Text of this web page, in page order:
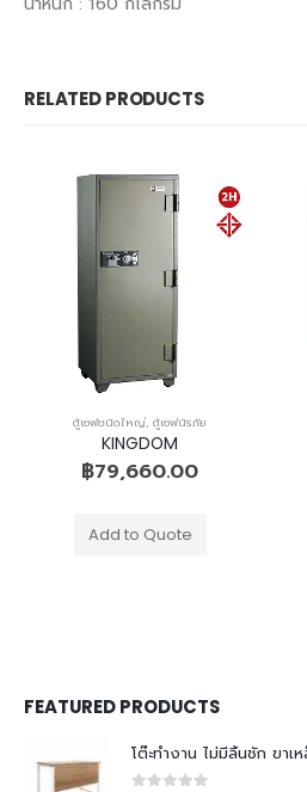
RELATED PRODUCTS
ตู้เซฟชนิดใหญ่, ตู้เซฟนิรภัย
KINGDOM
฿79,660.00
Add to Quote
FEATURED PRODUCTS
โต๊ะทำงาน ไม่มีลิ้นชัก ขา